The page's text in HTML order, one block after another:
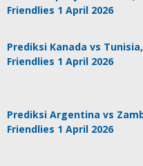
Friendlies 1 April 2026
Prediksi Kanada vs
Friendlies 1 April 2026
Prediksi Argentina vs
Friendlies 1 April 2026